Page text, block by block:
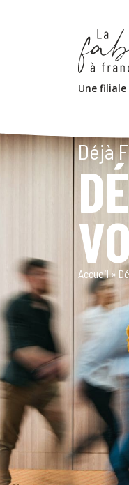
Déjà
Accueil»